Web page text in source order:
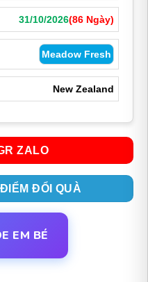
31/10/2026(86 Ngày)
Meadow Fresh
New Zealand
ZALO
ĐỔI QUÀ
EM BÉ